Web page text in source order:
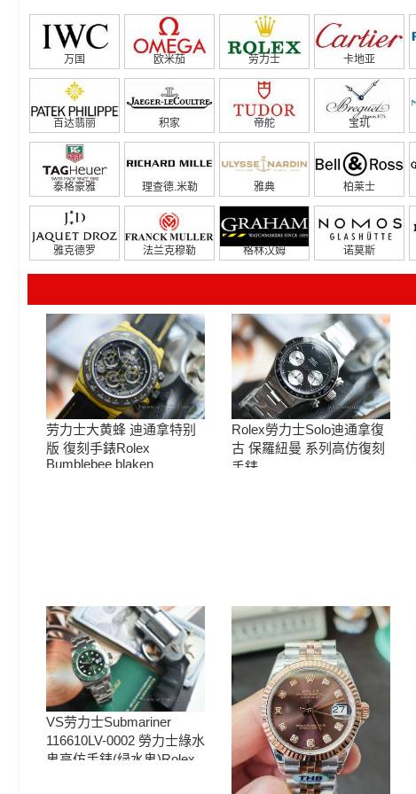
万国 欧米茄 劳力士 卡地亚
百达翡丽 积家 帝舵 宝玑
泰格豪雅 理查德.米勒 雅典 柏莱士
雅克德罗 法兰克穆勒 格林汉姆 诺莫斯
劳力士大黄蜂 迪通拿特别
版 復刻手錶Rolex
Bumblebee blaken
Rolex勞力士Solo迪通拿復
古 保羅紐曼 系列高仿復刻
手錶
VS劳力士Submariner
116610LV-0002 勞力士綠水
鬼高仿手錶(绿水鬼)Rolex